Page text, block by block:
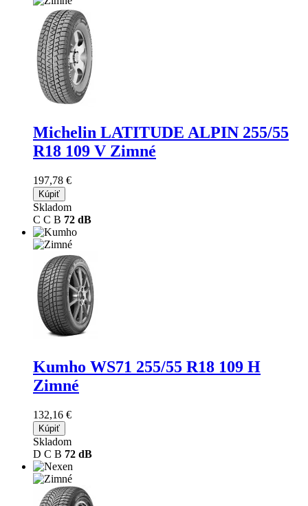
Michelin LATITUDE ALPIN 255/55
R18 109 V Zimné
197,78 €
Kúpiť
Skladom
C C B 72 dB
Kumho WS71 255/55 R18 109 H
Zimné
132,16 €
Kúpiť
Skladom
D C B 72 dB